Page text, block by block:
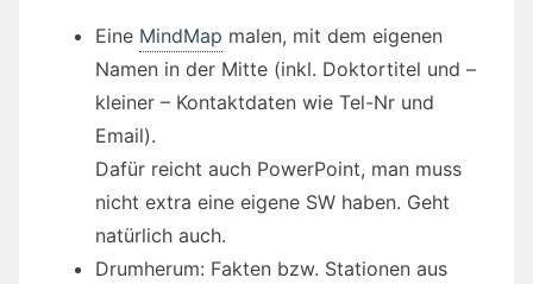
Eine MindMap malen, mit dem eigenen
Namen in der Mitte (inkl. Doktortitel und –
kleiner – Kontaktdaten wie Tel-Nr und
Email).
Dafür reicht auch PowerPoint, man muss
nicht extra eine eigene SW haben. Geht
natürlich auch.
Drumherum: Fakten bzw. Stationen aus